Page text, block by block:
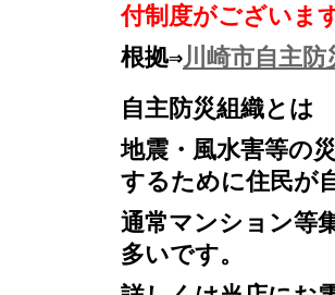
付制度がございま
根拠⇒川崎市自主
自主防災組織とは
地震・風水害等の
するために住民が
通常マンション等
多いです。